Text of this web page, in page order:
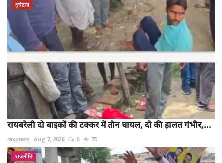
दुर्घटना
रायबरेली दो बाइकों की टक्कर में तीन घायल, दो की हालत गंभीर,...
rexpress Aug 7, 2026 0 75
राजनीति